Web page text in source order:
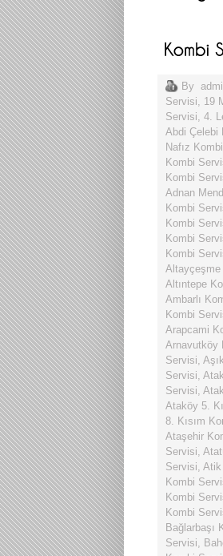
By
Servisi, 19
Servisi, 4.
Abdi Çelebi
Nafız
Kombi
Kombi
Adnan
Kombi
Kombi
Kombi
Kombi
Altıntepe
Ambarlı
Kombi
Arapcami
Arnavutköy
Servisi,
Servisi,
Servisi,
Ataköy 5.
8. Kısım
Ataşehir
Servisi,
Servisi, Atik
Kombi
Kombi
Kombi
Bağlarbaşı
Servisi,